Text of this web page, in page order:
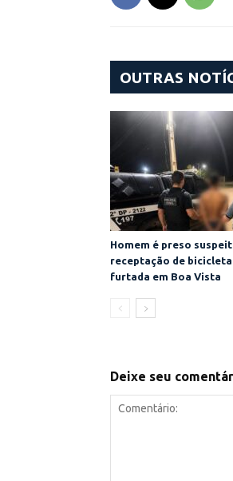
OUTRAS
Homem é preso
receptação de
furtada em Boa Vista
Deixe seu